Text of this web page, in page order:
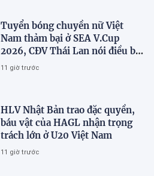
Tuyển bóng chuyền nữ Việt
Nam thảm bại ở SEA V.Cup
2026, CĐV Thái Lan nói điều bất
ngờ về Thanh Thúy
11 giờ trước
HLV Nhật Bản trao đặc quyền,
báu vật của HAGL nhận trọng
trách lớn ở U20 Việt Nam
11 giờ trước